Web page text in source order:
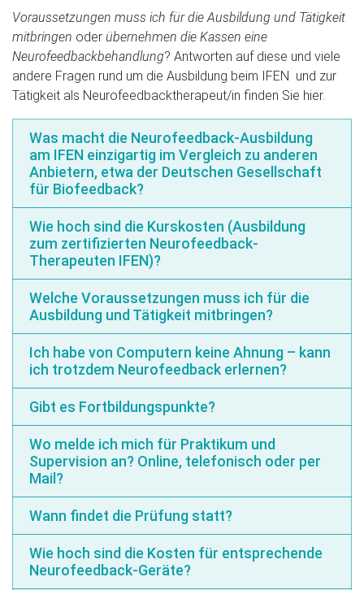
Voraussetzungen muss ich für die Ausbildung und Tätigkeit
mitbringen oder übernehmen die Kassen eine
Neurofeedbackbehandlung? Antworten auf diese und viele
andere Fragen rund um die Ausbildung beim IFEN und zur
Tätigkeit als Neurofeedbacktherapeut/in finden Sie hier.
Was macht die Neurofeedback-Ausbildung
am IFEN einzigartig im Vergleich zu anderen
Anbietern, etwa der Deutschen Gesellschaft
für Biofeedback?
Wie hoch sind die Kurskosten (Ausbildung
zum zertifizierten Neurofeedback-
Therapeuten IFEN)?
Welche Voraussetzungen muss ich für die
Ausbildung und Tätigkeit mitbringen?
Ich habe von Computern keine Ahnung – kann
ich trotzdem Neurofeedback erlernen?
Gibt es Fortbildungspunkte?
Wo melde ich mich für Praktikum und
Supervision an? Online, telefonisch oder per
Mail?
Wann findet die Prüfung statt?
Wie hoch sind die Kosten für entsprechende
Neurofeedback-Geräte?